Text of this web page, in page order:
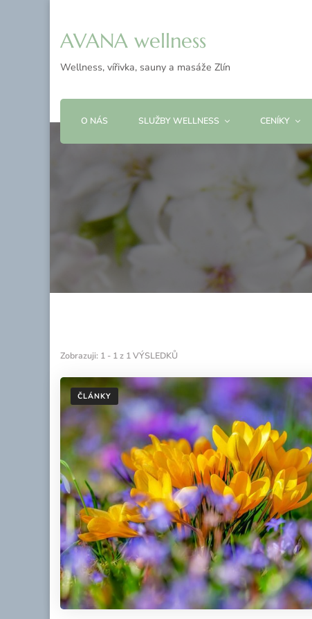
AVANA wellness
Wellness, vířivka, sauny a masáže Zlín
O NÁS SLUŽBY WELLNESS CENÍKY
Zobrazuji: 1 - 1 z 1 VÝSLEDKŮ
ČLÁNKY